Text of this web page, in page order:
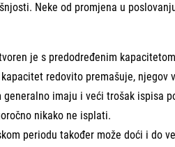
Neke od promjena u
je s predodređenim
redovito premašuje, njegov
imaju i veći trošak ispisa
nikako ne isplati.
periodu također može doći i do